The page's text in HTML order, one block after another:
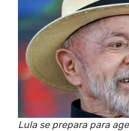
Lula se prepara para